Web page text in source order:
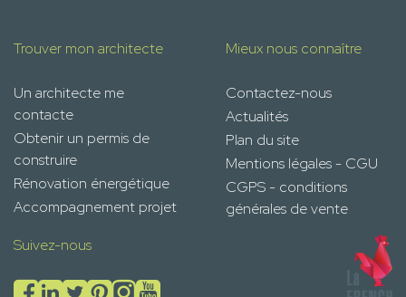
Trouver mon architecte
Un architecte me
contacte
Obtenir un permis de
construire
Rénovation énergétique
Accompagnement projet
Mieux nous connaître
Contactez-nous
Actualités
Plan du site
Mentions légales - CGU
CGPS - conditions
générales de vente
Suivez-nous